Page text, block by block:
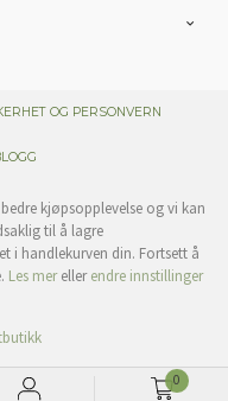
0
OG PERSONVERN
kjøpsopplevelse og vi kan
til å lagre
i handlekurven din. Fortsett å
Les merellerendre innstillinger